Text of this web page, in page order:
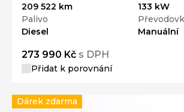
209 522 km
133 kW
Palivo
Diesel
Manuální
273 990 Kč s DPH
Přidat k porovnání
Dárek zdarma